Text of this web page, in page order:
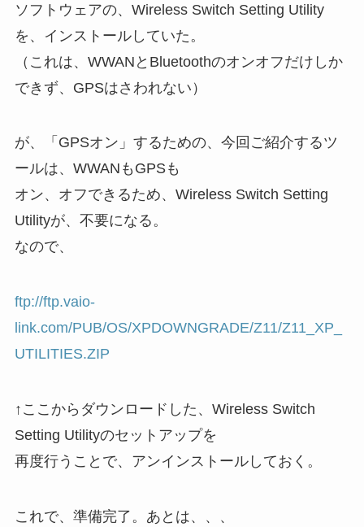
ソフトウェアの、Wireless Switch Setting Utility
を、インストールしていた。
（これは、WWANとBluetoothのオンオフだけしか
できず、GPSはさわれない）
が、「GPSオン」するための、今回ご紹介するツ
ールは、WWANもGPSも
オン、オフできるため、Wireless Switch Setting
Utilityが、不要になる。
なので、
ftp://ftp.vaio-
link.com/PUB/OS/XPDOWNGRADE/Z11/Z11_XP_
UTILITIES.ZIP
↑ここからダウンロードした、Wireless Switch
Setting Utilityのセットアップを
再度行うことで、アンインストールしておく。
これで、準備完了。あとは、、、